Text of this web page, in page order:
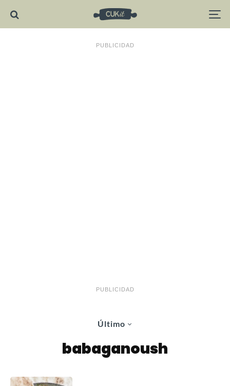
PUBLICIDAD
PUBLICIDAD
Último
babaganoush